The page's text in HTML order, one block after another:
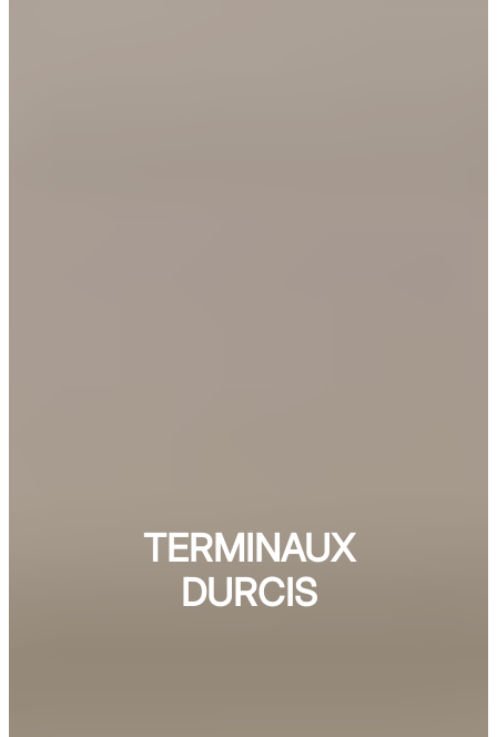
TERMINAUX
DURCIS